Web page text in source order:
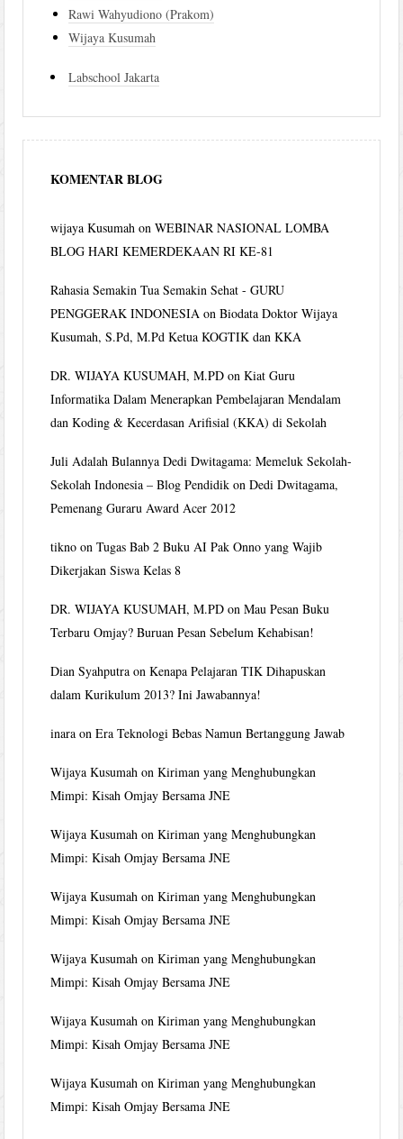
Rawi Wahyudiono (Prakom)
Wijaya Kusumah
Labschool Jakarta
KOMENTAR BLOG
wijaya Kusumah onWEBINAR NASIONAL LOMBA
BLOG HARI KEMERDEKAAN RI KE-81
Rahasia Semakin Tua Semakin Sehat - GURU
PENGGERAK INDONESIA onBiodata Doktor Wijaya
Kusumah, S.Pd, M.Pd Ketua KOGTIK dan KKA
DR. WIJAYA KUSUMAH, M.PD onKiat Guru
Informatika Dalam Menerapkan Pembelajaran Mendalam
dan Koding & Kecerdasan Arifisial (KKA) di Sekolah
Juli Adalah Bulannya Dedi Dwitagama: Memeluk Sekolah-
Sekolah Indonesia – Blog Pendidik onDedi Dwitagama,
Pemenang Guraru Award Acer 2012
tikno onTugas Bab 2 Buku AI Pak Onno yang Wajib
Dikerjakan Siswa Kelas 8
DR. WIJAYA KUSUMAH, M.PD onMau Pesan Buku
Terbaru Omjay? Buruan Pesan Sebelum Kehabisan!
Dian Syahputra onKenapa Pelajaran TIK Dihapuskan
dalam Kurikulum 2013? Ini Jawabannya!
inara onEra Teknologi Bebas Namun Bertanggung Jawab
Wijaya Kusumah onKiriman yang Menghubungkan
Mimpi: Kisah Omjay Bersama JNE
Wijaya Kusumah onKiriman yang Menghubungkan
Mimpi: Kisah Omjay Bersama JNE
Wijaya Kusumah onKiriman yang Menghubungkan
Mimpi: Kisah Omjay Bersama JNE
Wijaya Kusumah onKiriman yang Menghubungkan
Mimpi: Kisah Omjay Bersama JNE
Wijaya Kusumah onKiriman yang Menghubungkan
Mimpi: Kisah Omjay Bersama JNE
Wijaya Kusumah onKiriman yang Menghubungkan
Mimpi: Kisah Omjay Bersama JNE